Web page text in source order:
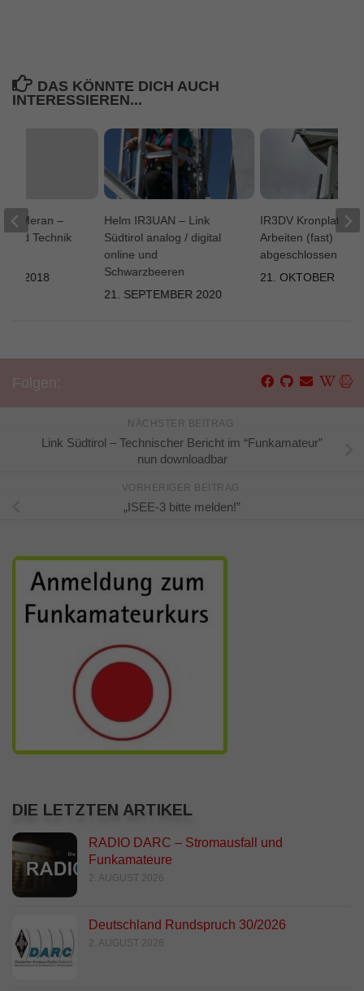
DAS KÖNNTE DICH AUCH
INTERESSIEREN...
Helm IR3UAN – Link
Südtirol analog / digital
online und
Schwarzbeeren
21. SEPTEMBER 2020
IR3DV Kronplatz –
Arbeiten (fast)
abgeschlossen
21. OKTOBER 2024
CL Meran –
und Technik
2018
NÄCHSTER BEITRAG
Link Südtirol – Technischer Bericht im “Funkamateur”
nun downloadbar
VORHERIGER BEITRAG
„ISEE-3 bitte melden!”
DIE LETZTEN ARTIKEL
RADIO DARC – Stromausfall und
Funkamateure
2. AUGUST 2026
Deutschland Rundspruch 30/2026
2. AUGUST 2026